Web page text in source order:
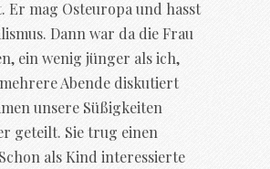
Er mag Osteuropa und hasst
Dann war da die Frau
ein wenig jünger als ich,
Abende diskutiert
unsere Süßigkeiten
geteilt. Sie trug einen
als Kind interessierte